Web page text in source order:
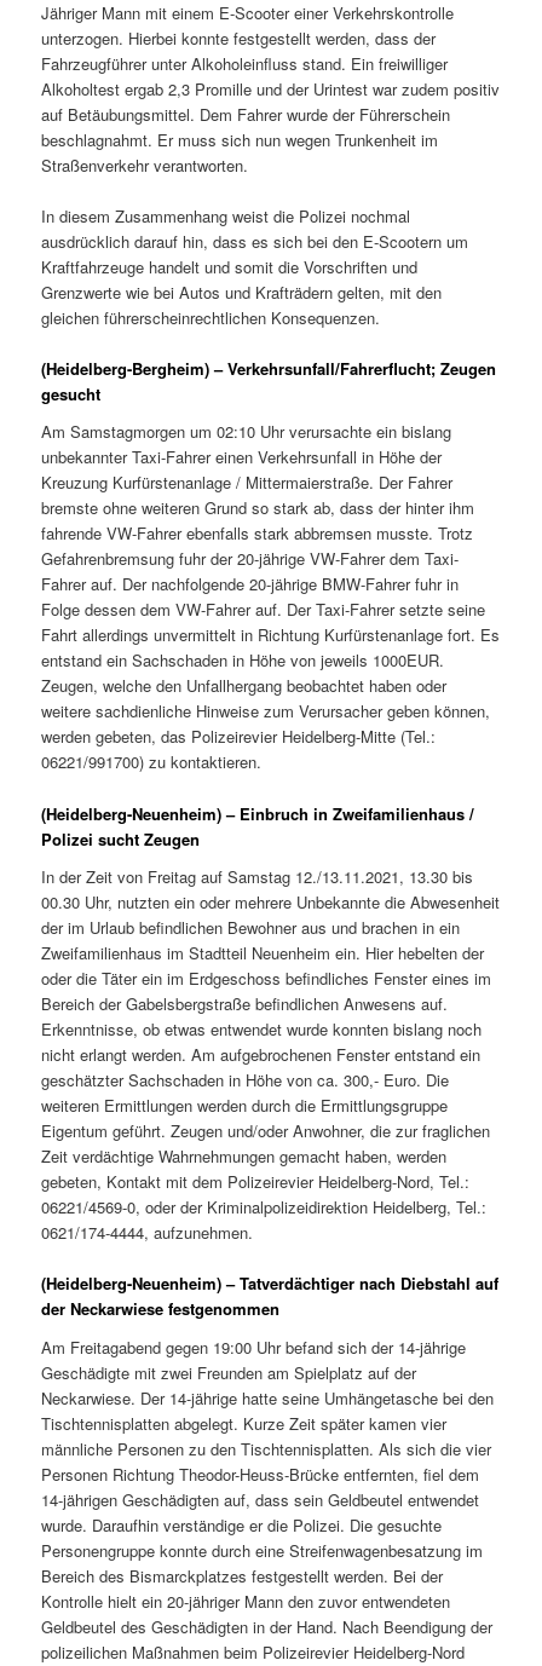
Jähriger Mann mit einem E-Scooter einer Verkehrskontrolle
unterzogen. Hierbei konnte festgestellt werden, dass der
Fahrzeugführer unter Alkoholeinfluss stand. Ein freiwilliger
Alkoholtest ergab 2,3 Promille und der Urintest war zudem positiv
auf Betäubungsmittel. Dem Fahrer wurde der Führerschein
beschlagnahmt. Er muss sich nun wegen Trunkenheit im
Straßenverkehr verantworten.
In diesem Zusammenhang weist die Polizei nochmal
ausdrücklich darauf hin, dass es sich bei den E-Scootern um
Kraftfahrzeuge handelt und somit die Vorschriften und
Grenzwerte wie bei Autos und Krafträdern gelten, mit den
gleichen führerscheinrechtlichen Konsequenzen.
(Heidelberg-Bergheim) – Verkehrsunfall/Fahrerflucht; Zeugen
gesucht
Am Samstagmorgen um 02:10 Uhr verursachte ein bislang
unbekannter Taxi-Fahrer einen Verkehrsunfall in Höhe der
Kreuzung Kurfürstenanlage / Mittermaierstraße. Der Fahrer
bremste ohne weiteren Grund so stark ab, dass der hinter ihm
fahrende VW-Fahrer ebenfalls stark abbremsen musste. Trotz
Gefahrenbremsung fuhr der 20-jährige VW-Fahrer dem Taxi-
Fahrer auf. Der nachfolgende 20-jährige BMW-Fahrer fuhr in
Folge dessen dem VW-Fahrer auf. Der Taxi-Fahrer setzte seine
Fahrt allerdings unvermittelt in Richtung Kurfürstenanlage fort. Es
entstand ein Sachschaden in Höhe von jeweils 1000EUR.
Zeugen, welche den Unfallhergang beobachtet haben oder
weitere sachdienliche Hinweise zum Verursacher geben können,
werden gebeten, das Polizeirevier Heidelberg-Mitte (Tel.:
06221/991700) zu kontaktieren.
(Heidelberg-Neuenheim) – Einbruch in Zweifamilienhaus /
Polizei sucht Zeugen
In der Zeit von Freitag auf Samstag 12./13.11.2021, 13.30 bis
00.30 Uhr, nutzten ein oder mehrere Unbekannte die Abwesenheit
der im Urlaub befindlichen Bewohner aus und brachen in ein
Zweifamilienhaus im Stadtteil Neuenheim ein. Hier hebelten der
oder die Täter ein im Erdgeschoss befindliches Fenster eines im
Bereich der Gabelsbergstraße befindlichen Anwesens auf.
Erkenntnisse, ob etwas entwendet wurde konnten bislang noch
nicht erlangt werden. Am aufgebrochenen Fenster entstand ein
geschätzter Sachschaden in Höhe von ca. 300,- Euro. Die
weiteren Ermittlungen werden durch die Ermittlungsgruppe
Eigentum geführt. Zeugen und/oder Anwohner, die zur fraglichen
Zeit verdächtige Wahrnehmungen gemacht haben, werden
gebeten, Kontakt mit dem Polizeirevier Heidelberg-Nord, Tel.:
06221/4569-0, oder der Kriminalpolizeidirektion Heidelberg, Tel.:
0621/174-4444, aufzunehmen.
(Heidelberg-Neuenheim) – Tatverdächtiger nach Diebstahl auf
der Neckarwiese festgenommen
Am Freitagabend gegen 19:00 Uhr befand sich der 14-jährige
Geschädigte mit zwei Freunden am Spielplatz auf der
Neckarwiese. Der 14-jährige hatte seine Umhängetasche bei den
Tischtennisplatten abgelegt. Kurze Zeit später kamen vier
männliche Personen zu den Tischtennisplatten. Als sich die vier
Personen Richtung Theodor-Heuss-Brücke entfernten, fiel dem
14-jährigen Geschädigten auf, dass sein Geldbeutel entwendet
wurde. Daraufhin verständige er die Polizei. Die gesuchte
Personengruppe konnte durch eine Streifenwagenbesatzung im
Bereich des Bismarckplatzes festgestellt werden. Bei der
Kontrolle hielt ein 20-jähriger Mann den zuvor entwendeten
Geldbeutel des Geschädigten in der Hand. Nach Beendigung der
polizeilichen Maßnahmen beim Polizeirevier Heidelberg-Nord